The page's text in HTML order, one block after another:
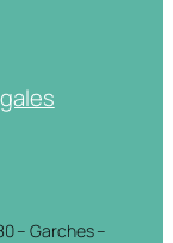
– Garches –